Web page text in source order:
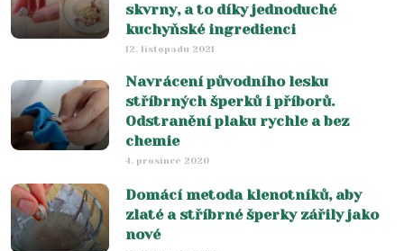
skvrny, a to díky jednoduché
kuchyňské ingredienci
12. listopadu 2021
Navrácení původního lesku
stříbrných šperků i příborů.
Odstranění plaku rychle a bez
chemie
4. prosince 2020
Domácí metoda klenotníků, aby
zlaté a stříbrné šperky zářily jako
nové